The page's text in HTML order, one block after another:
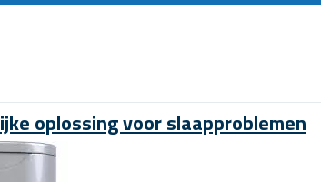
oplossing voor slaapproblemen